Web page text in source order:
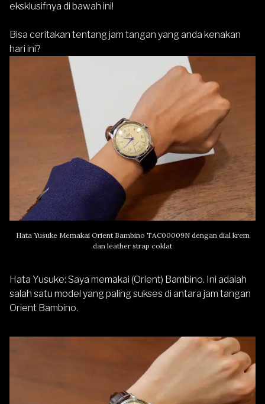
eksklusifnya di bawah ini!
Bisa ceritakan tentang jam tangan yang anda kenakan
hari ini?
Hata Yusuke Memakai Orient Bambino TAC00009Ndengan dial krem
dan leather strap coklat
Hata Yusuke: Saya memakai (Orient) Bambino. Ini adalah
salah satu model yang paling sukses di antara jam tangan
Orient Bambino.